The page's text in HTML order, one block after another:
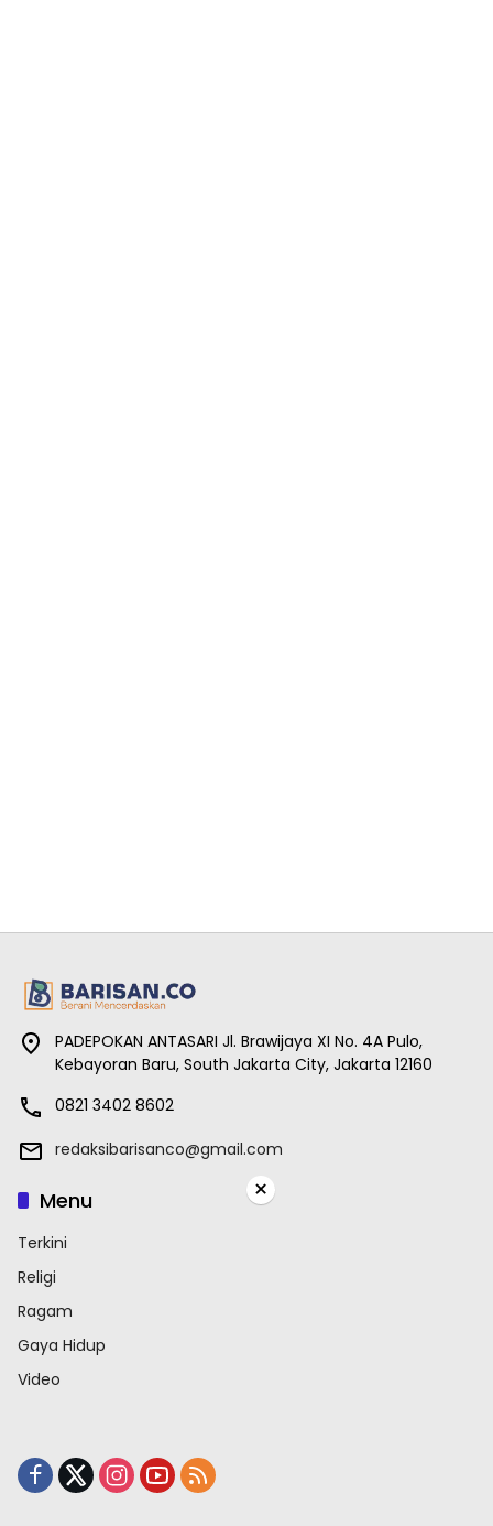
PADEPOKAN ANTASARI Jl. Brawijaya XI No. 4A Pulo,
Kebayoran Baru, South Jakarta City, Jakarta 12160
0821 3402 8602
redaksibarisanco@gmail.com
Menu
Terkini
Religi
Ragam
Gaya Hidup
Video
×